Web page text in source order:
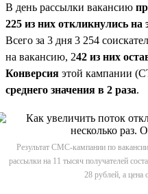
В день рассылки вакансию
225 из них откликнулись на
Всего за 3 дня 3 254
на вакансию, 242 из них
Конверсия этой кампании
среднего значения в 2 раза.
Результат СМС-кампании по
рассылки на 11 тысяч получателей
28 рублей, а